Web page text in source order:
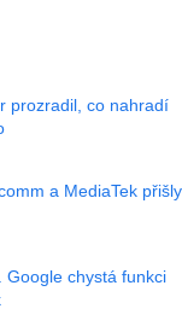
prozradil, co nahradí
a MediaTek přišly
Google chystá funkci